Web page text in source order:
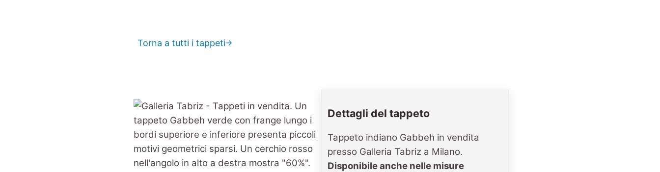
Torna a tutti i tappeti
Dettagli del tappeto
Tappeto indiano Gabbeh in vendita
presso Galleria Tabriz a Milano.
Disponibile anche nelle misure